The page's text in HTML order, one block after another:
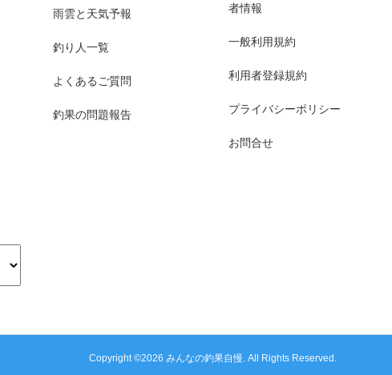
雨雲と天気予報
釣り人一覧
よくあるご質問
釣果の問題報告
者情報
一般利用規約
利用者登録規約
プライバシーポリシー
お問合せ
Copyright ©2026 みんなの釣果自慢. All Rights Reserved.